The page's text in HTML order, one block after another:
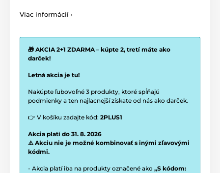
Viac informácií ›
🎁 AKCIA 2+1 ZDARMA – kúpte 2, tretí máte ako
darček!
Letná akcia je tu!
Nakúpte ľubovoľné 3 produkty, ktoré spĺňajú
podmienky a ten najlacnejší získate od nás ako darček.
👉 V košíku zadajte kód: 2PLUS1
Akcia platí do 31. 8. 2026
⚠️ Akciu nie je možné kombinovať s inými zľavovými
kódmi.
- Akcia platí iba na produkty označené ako „S kódom: